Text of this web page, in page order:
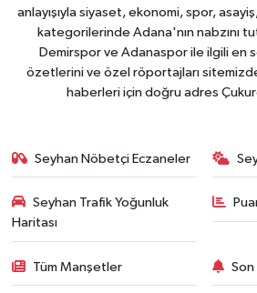
anlayışıyla siyaset, ekonomi, spor,
kategorilerinde Adana'nın nabzını
Demirspor ve Adanaspor ile ilgili en
özetlerini ve özel röportajları
haberleri için doğru adres
Seyhan Nöbetçi Eczaneler
Seyhan Trafik Yoğunluk
Haritası
Tüm Manşetler